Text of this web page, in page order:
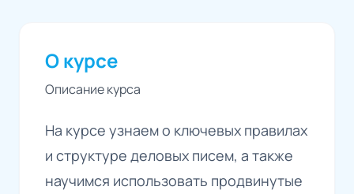
О курсе
Описание курса
На курсе узнаем о ключевых правилах
и структуре деловых писем, а также
научимся использовать продвинутые